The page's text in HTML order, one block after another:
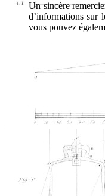
Un sincère
d’informations sur
vous pouvez